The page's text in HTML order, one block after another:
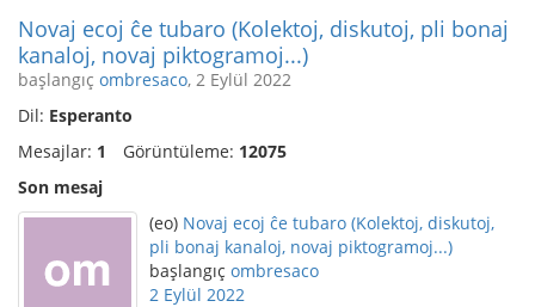
Novaj ecoj ĉe tubaro (Kolektoj, diskutoj, pli bonaj
kanaloj, novaj piktogramoj...)
başlangıç ombresaco, 2 Eylül 2022
Dil: Esperanto
Mesajlar: 1 Görüntüleme: 12075
Son mesaj
(eo) Novaj ecoj ĉe tubaro (Kolektoj, diskutoj,
pli bonaj kanaloj, novaj piktogramoj...)
başlangıç ombresaco
2 Eylül 2022